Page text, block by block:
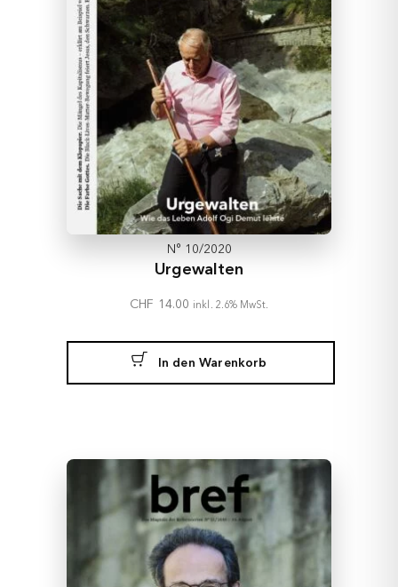
N° 10/2020
Urgewalten
CHF 14.00 inkl. 2.6% MwSt.
In den Warenkorb